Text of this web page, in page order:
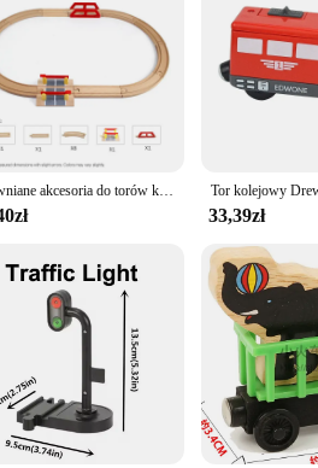
set, is a delightful addition to any child's
set is crafted from high-quality
and store, making it a perfect choice
it an excellent choice for vendors
and creativity, promoting cognitive
layouts, fostering imagination and
The set's durability ensures that it
for those looking to stock up on gifts
Drewniane akcesoria do torów kolejowych Zabawki Pociąg kolejowy Kompatybilny z drewnianymi pociągiami Drewniane tory kolejowe z pociągiami wszystkich marek
33,39zł